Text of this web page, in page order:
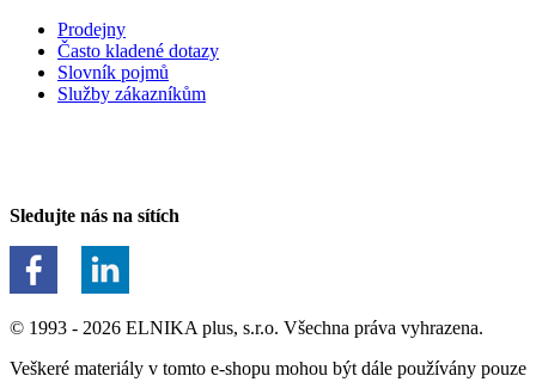
Prodejny
Často kladené dotazy
Slovník pojmů
Služby zákazníkům
Sledujte nás na sítích
© 1993 - 2026 ELNIKA plus, s.r.o. Všechna práva vyhrazena.
Veškeré materiály v tomto e-shopu mohou být dále používány pouze